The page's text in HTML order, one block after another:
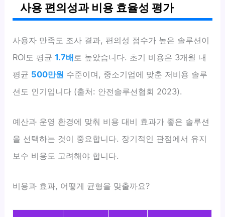
사용 편의성과 비용 효율성 평가
사용자 만족도 조사 결과, 편의성 점수가 높은 솔루션이
ROI도 평균1.7배 로 높았습니다. 초기 비용은 3개월 내
평균 500만원 수준이며, 중소기업에 맞춘 저비용 솔루
션도 인기입니다 (출처: 안전솔루션협회 2023).
예산과 운영 환경에 맞춰 비용 대비 효과가 좋은 솔루션
을 선택하는 것이 중요합니다. 장기적인 관점에서 유지
보수 비용도 고려해야 합니다.
비용과 효과, 어떻게 균형을 맞출까요?